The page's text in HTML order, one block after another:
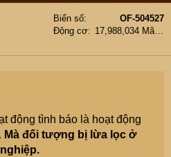
Biển số
OF-504527
Động cơ
17,988,034 Mã lực
động tình báo là hoạt động
Mà đối tượng bị lừa lọc ở